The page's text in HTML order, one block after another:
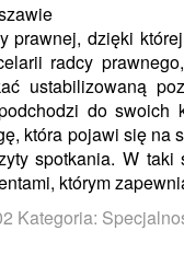
prawnej, dzięki
radcy
ustabilizowaną
do
która pojawi się na
spotkania. W taki
którym
Kategoria: